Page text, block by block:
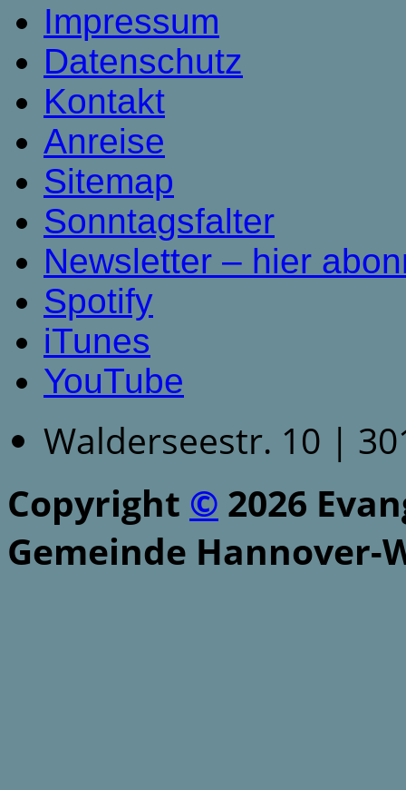
Impressum
Datenschutz
Kontakt
Anreise
Sitemap
Sonntagsfalter
Newsletter – hier
Spotify
iTunes
YouTube
Walderseestr. 10 |
Copyright © 2026
Gemeinde Hannover-